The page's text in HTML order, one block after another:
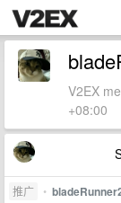
V2EX
+08:00
推广 •